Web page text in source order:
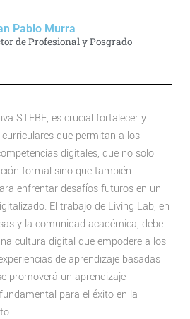
Pablo Murra
de Profesional y Posgrado
STEBE, es crucial fortalecer y
que permitan a los
digitales, que no solo
formal sino que también
enfrentar desafíos futuros en un
El trabajo de Living Lab, en
y la comunidad académica, debe
cultura digital que empodere a los
de aprendizaje basadas
promoverá un aprendizaje
para el éxito en la